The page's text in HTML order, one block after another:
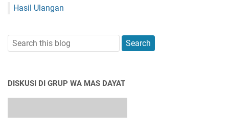
Hasil Ulangan
DISKUSI DI GRUP WA MAS DAYAT